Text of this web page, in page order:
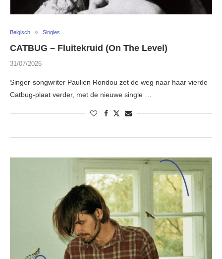
Belgisch Singles
CATBUG – Fluitekruid (On The Level)
31/07/2026
Singer-songwriter Paulien Rondou zet de weg naar haar vierde
Catbug-plaat verder, met de nieuwe single …